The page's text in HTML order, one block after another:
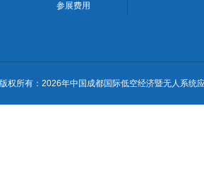
参展费用
权所有：2026年中国成都国际低空经济暨无人系统